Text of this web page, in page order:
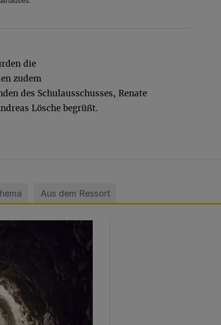
die
zudem
des Schulausschusses, Renate
Lösche begrüßt.
Aus dem Ressort